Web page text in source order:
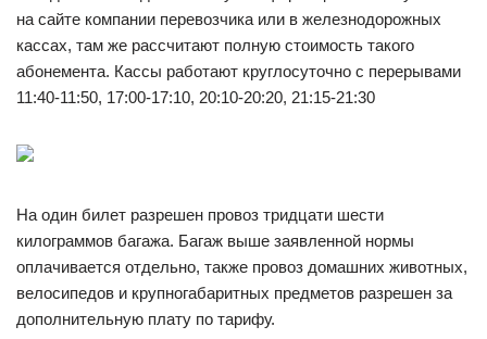
на сайте компании перевозчика или в железнодорожных
кассах, там же рассчитают полную стоимость такого
абонемента. Кассы работают круглосуточно с перерывами
11:40-11:50, 17:00-17:10, 20:10-20:20, 21:15-21:30
На один билет разрешен провоз тридцати шести
килограммов багажа. Багаж выше заявленной нормы
оплачивается отдельно, также провоз домашних животных,
велосипедов и крупногабаритных предметов разрешен за
дополнительную плату по тарифу.